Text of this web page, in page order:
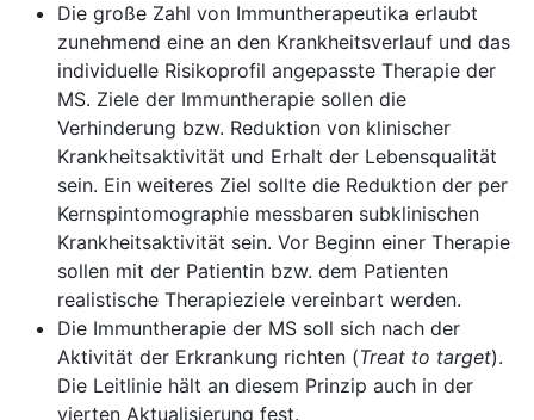
Die große Zahl von Immuntherapeutika erlaubt
zunehmend eine an den Krankheitsverlauf und das
individuelle Risikoprofil angepasste Therapie der
MS. Ziele der Immuntherapie sollen die
Verhinderung bzw. Reduktion von klinischer
Krankheitsaktivität und Erhalt der Lebensqualität
sein. Ein weiteres Ziel sollte die Reduktion der per
Kernspintomographie messbaren subklinischen
Krankheitsaktivität sein. Vor Beginn einer Therapie
sollen mit der Patientin bzw. dem Patienten
realistische Therapieziele vereinbart werden.
Die Immuntherapie der MS soll sich nach der
Aktivität der Erkrankung richten (Treat to target).
Die Leitlinie hält an diesem Prinzip auch in der
vierten Aktualisierung fest.